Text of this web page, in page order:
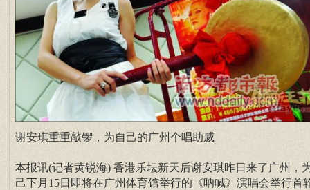
谢安琪重重敲锣，为自己的广州个唱助威
本报讯(记者黄锐海) 香港乐坛新天后谢安琪昨日来了广州，
己下月15日即将在广州体育馆举行的《呐喊》演唱会举行首